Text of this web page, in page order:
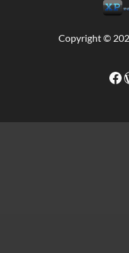
Copyright ©
Facebook WordPress